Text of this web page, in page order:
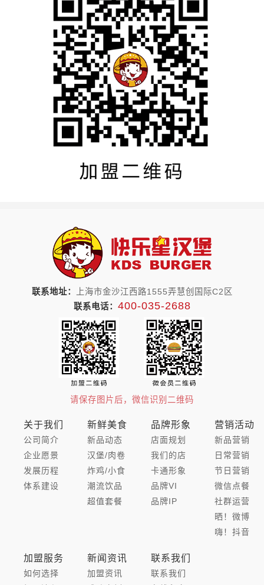
联系地址：
上海市金沙江西路1555弄慧创国际C2区
联系电话： 400-035-2688
请保存图片后，微信识别二维码
关于我们
公司简介
企业愿景
发展历程
体系建设
新鲜美食
新品动态
汉堡/肉卷
炸鸡/小食
潮流饮品
超值套餐
品牌形象
店面规划
我们的店
卡通形象
品牌VI
品牌IP
营销活动
新品营销
日常营销
节日营销
微信点餐
社群运营
晒！微博
嗨！抖音
加盟服务
如何选择
新闻资讯
加盟资讯
联系我们
联系我们